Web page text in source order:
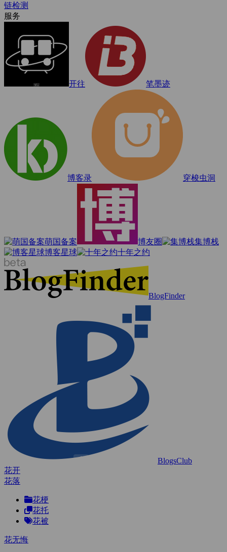
链检测
服务
开往 笔墨迹
博客录 穿梭虫洞
萌国备案 博友圈
集博栈
博客星球
十年之约
BlogFinder
BlogsClub
花开
花落
花梗
花托
花被
花无悔